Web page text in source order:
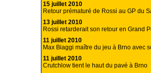
15 juillet 2010
Retour prématuré de Rossi au GP du
13 juillet 2010
Rossi retarderait son retour en Grand
11 juillet 2010
Max Biaggi maître du jeu à Brno avec
11 juillet 2010
Crutchlow tient le haut du pavé à Brno